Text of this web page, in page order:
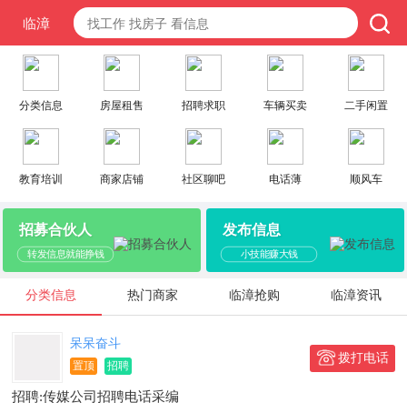
临漳
分类信息 房屋租售 招聘求职 车辆买卖 二手闲置
教育培训 商家店铺 社区聊吧 电话薄 顺风车
招募合伙人
转发信息就能挣钱
发布信息
小技能赚大钱
分类信息 热门商家 临漳抢购 临漳资讯
呆呆奋斗
置顶 招聘
拨打电话
招聘:传媒公司招聘电话采编